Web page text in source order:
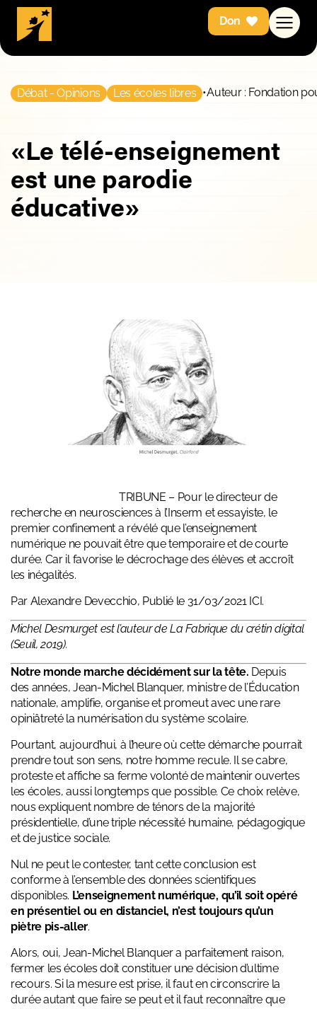
Don
Débat - Opinions Les écoles libres •Auteur : Fondation
«Le télé-enseignement
est une parodie
éducative»
TRIBUNE – Pour le directeur de
recherche en neurosciences à l’Inserm et essayiste, le
premier confinement a révélé que l’enseignement
numérique ne pouvait être que temporaire et de courte
durée. Car il favorise le décrochage des élèves et accroît
les inégalités.
Par Alexandre Devecchio, Publié le 31/03/2021 ICI.
Michel Desmurget est l’auteur de La Fabrique du crétin digital
(Seuil, 2019).
Notre monde marche décidément sur la tête. Depuis
des années, Jean-Michel Blanquer, ministre de l’Éducation
nationale, amplifie, organise et promeut avec une rare
opiniâtreté la numérisation du système scolaire.
Pourtant, aujourd’hui, à l’heure où cette démarche pourrait
prendre tout son sens, notre homme recule. Il se cabre,
proteste et affiche sa ferme volonté de maintenir ouvertes
les écoles, aussi longtemps que possible. Ce choix relève,
nous expliquent nombre de ténors de la majorité
présidentielle, d’une triple nécessité humaine, pédagogique
et de justice sociale.
Nul ne peut le contester, tant cette conclusion est
conforme à l’ensemble des données scientifiques
disponibles. L’enseignement numérique, qu’il soit opéré
en présentiel ou en distanciel, n’est toujours qu’un
piètre pis-aller.
Alors, oui, Jean-Michel Blanquer a parfaitement raison,
fermer les écoles doit constituer une décision d’ultime
recours. Si la mesure est prise, il faut en circonscrire la
durée autant que faire se peut et il faut reconnaître que